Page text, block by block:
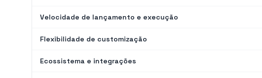
Velocidade de lançamento e execução
Flexibilidade de customização
Ecossistema e integrações